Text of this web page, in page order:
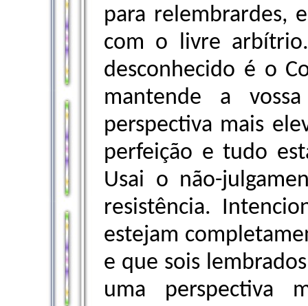
para relembrardes,
com o livre
desconhecido é o
mantende a
perspectiva mais
perfeição e tudo
Usai o não-
resistência.
estejam
e que sois
uma perspectiva